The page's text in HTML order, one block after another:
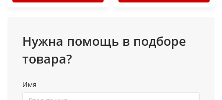
Нужна помощь в подборе
товара?
Имя